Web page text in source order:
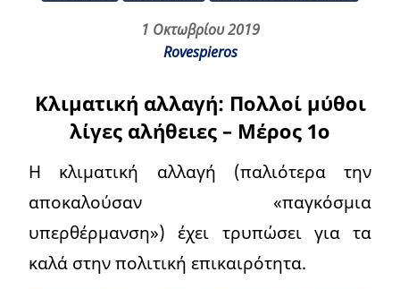
1 Οκτωβρίου 2019
Rovespieros
Κλιματική αλλαγή: Πολλοί μύθοι
λίγες αλήθειες – Μέρος 1ο
Η κλιματική αλλαγή (παλιότερα την
αποκαλούσαν «παγκόσμια
υπερθέρμανση») έχει τρυπώσει για τα
καλά στην πολιτική επικαιρότητα.